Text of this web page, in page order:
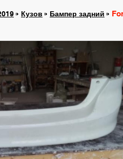
Кузов Бампер задний